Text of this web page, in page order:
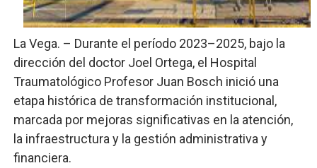
Fellito Suberví inspecciona obras en las “villas” y
Comedores Comunitarios de DASAC garantizan
UNTC inicia ofensiva para recuperar fuerza gremial
PRM escogerá este domingo su nueva cúpula
Candidato a presidente del Colegio de Notarios hace
La Vega. – Durante el período 2023–2025, bajo la
dirección del doctor Joel Ortega, el Hospital
Traumatológico Profesor Juan Bosch inició una
etapa histórica de transformación institucional,
marcada por mejoras significativas en la atención,
la infraestructura y la gestión administrativa y
financiera.